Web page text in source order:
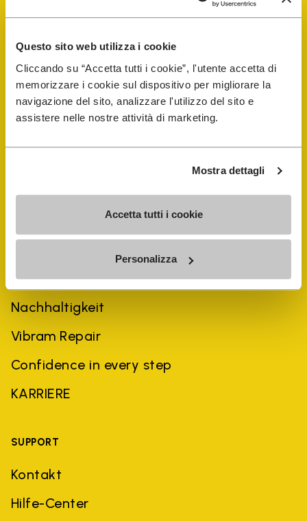
Questo sito web utilizza i cookie
Cliccando su “Accetta tutti i cookie”, l'utente accetta di
memorizzare i cookie sul dispositivo per migliorare la
navigazione del sito, analizzare l'utilizzo del sito e
assistere nelle nostre attività di marketing.
Mostra dettagli
Accetta tutti i cookie
Personalizza
E-SHOP
Schuhreparatur-Finder
Store Locator
Geschichte
Nachhaltigkeit
Vibram Repair
Confidence in every step
KARRIERE
SUPPORT
Kontakt
Hilfe-Center